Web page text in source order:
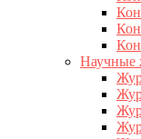
Научные